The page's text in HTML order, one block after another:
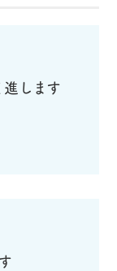
します